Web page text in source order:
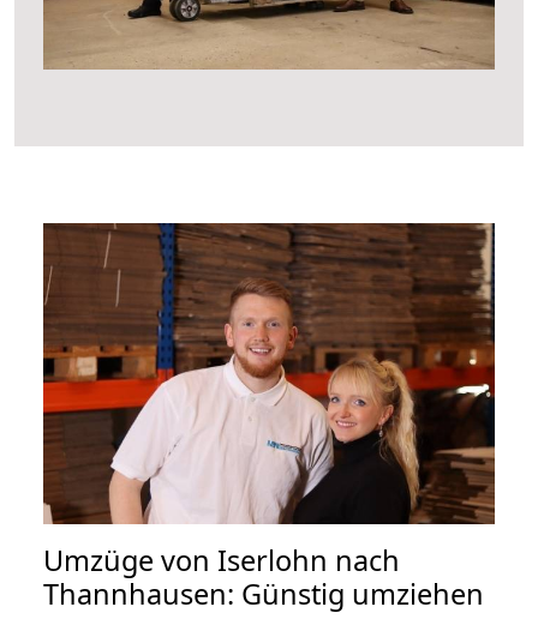
Umzüge von Iserlohn nach
Thannhausen: Günstig umziehen